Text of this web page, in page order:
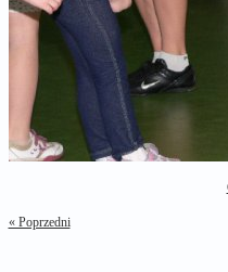
« Poprzedni